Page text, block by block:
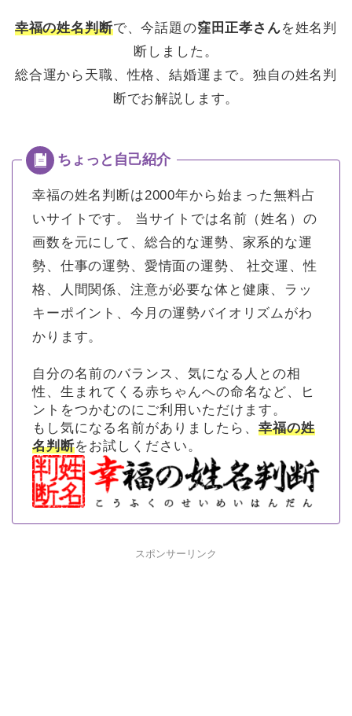
幸福の姓名判断で、今話題の窪田正孝さんを姓名判
断しました。
総合運から天職、性格、結婚運まで。独自の姓名判
断でお解説します。
幸福の姓名判断は2000年から始まった無料占
いサイトです。
当サイトでは名前（姓名）の
画数を元にして、総合的な運勢、家系的な運
勢、仕事の運勢、愛情面の運勢、 社交運、性
格、人間関係、注意が必要な体と健康、ラッ
キーポイント、今月の運勢バイオリズムがわ
かります。
自分の名前のバランス、気になる人との相
性、生まれてくる赤ちゃんへの命名など、ヒ
ントをつかむのにご利用いただけます。
もし気になる名前がありましたら、 幸福の姓
名判断をお試しください。
スポンサーリンク